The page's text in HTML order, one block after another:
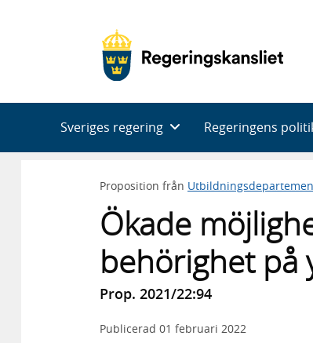
Sveriges regering Regeringens
Proposition från
Ökade
behörighet på
Prop. 2021/22:94
Publicerad 01 februari 2022